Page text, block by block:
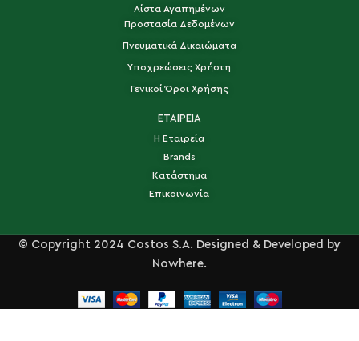
Λίστα Αγαπημένων
Προστασία Δεδομένων
Πνευματικά Δικαιώματα
Υποχρεώσεις Χρήστη
Γενικοί Όροι Χρήσης
ΕΤΑΙΡΕΙΑ
Η Εταιρεία
Brands
Κατάστημα
Επικοινωνία
© Copyright 2024 Costos S.A. Designed & Developed by
Nowhere.